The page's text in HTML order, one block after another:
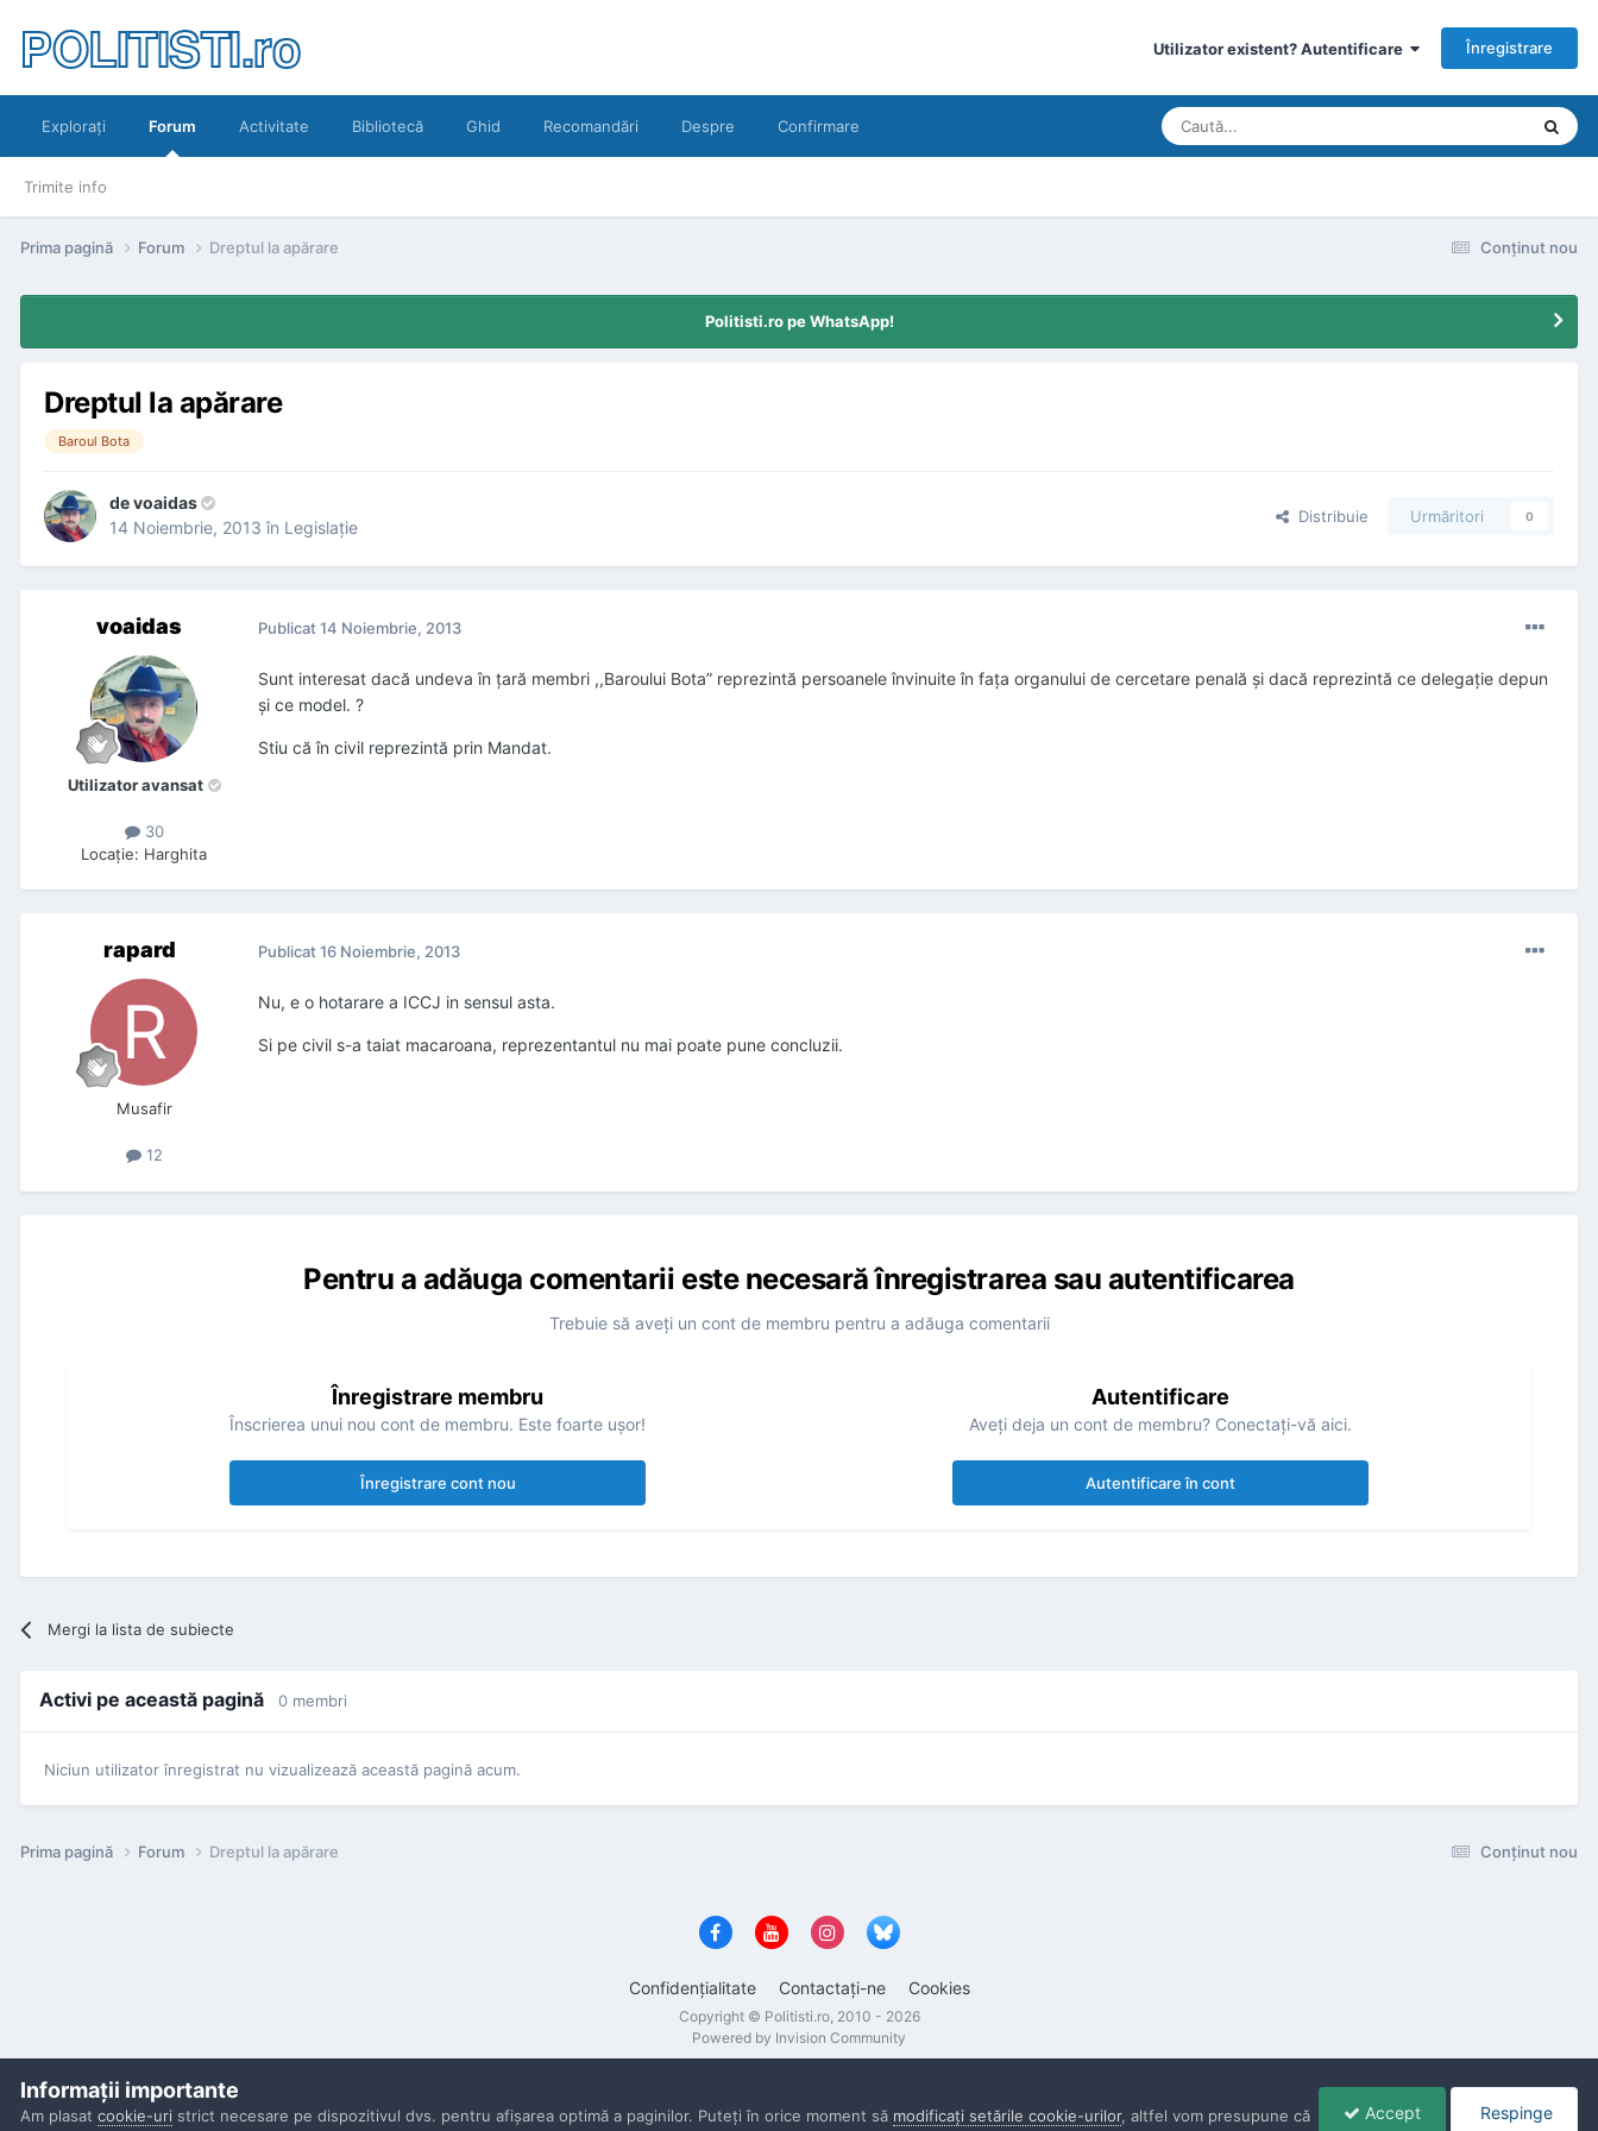
POLITISTI.ro Utilizator existent? Autentificare Înregistrare
Exploraţi Forum
Trimite info
Activitate Bibliotecă Ghid Recomandări Despre Confirmare
Conţinut nou
Prima pagină Forum Dreptul la apărare
Politisti.ro pe WhatsApp!
Dreptul la apărare
Baroul Bota
devoaidas
14 Noiembrie, 2013 în Legislaţie
Distribuie Urmăritori 0
voaidas
Utilizator avansat
30
Locaţie: Harghita
Publicat14 Noiembrie, 2013
Sunt interesat dacă undeva în țară membri ,,Baroului Bota” reprezintă persoanele învinuite în fața organului de cercetare penală și dacă reprezintă ce delegație depun
și ce model. ?
Stiu că în civil reprezintă prin Mandat.
rapard
Musafir
12
Publicat16 Noiembrie, 2013
Nu, e o hotarare a ICCJ in sensul asta.
Si pe civil s-a taiat macaroana, reprezentantul nu mai poate pune concluzii.
Pentru a adăuga comentarii este necesară înregistrarea sau autentificarea
Trebuie să aveţi un cont de membru pentru a adăuga comentarii
Înregistrare membru
Înscrierea unui nou cont de membru. Este foarte uşor!
Înregistrare cont nou
Autentificare
Aveţi deja un cont de membru? Conectaţi-vă aici.
Autentificare în cont
Mergi la lista de subiecte
Activi pe această pagină 0 membri
Niciun utilizator înregistrat nu vizualizează această pagină acum.
Conţinut nou
Prima pagină Forum Dreptul la apărare
Confidenţialitate Contactaţi-ne Cookies
Copyright © Politisti.ro, 2010 - 2026
Powered by Invision Community
Informaţii importante
Am plasat cookie-uri strict necesare pe dispozitivul dvs. pentru afişarea optimă a paginilor. Puteţi în orice moment să modificaţi setările cookie-urilor, altfel vom presupune că
Accept Respinge